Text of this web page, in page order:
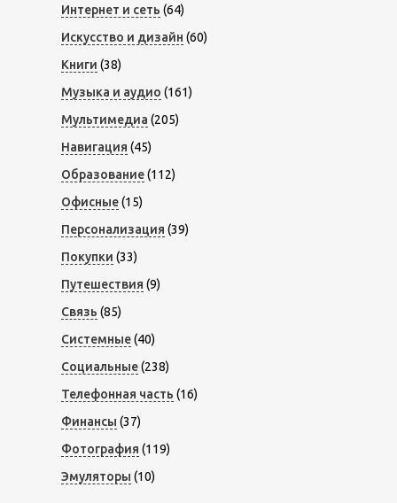
Интернет и сеть (64)
Искусство и дизайн (60)
Книги (38)
Музыка и аудио (161)
Мультимедиа (205)
Навигация (45)
Образование(112)
Офисные(15)
Персонализация (39)
Покупки (33)
Путешествия (9)
Связь (85)
Системные(40)
Социальные(238)
Телефонная часть (16)
Финансы (37)
Фотография (119)
Эмуляторы (10)